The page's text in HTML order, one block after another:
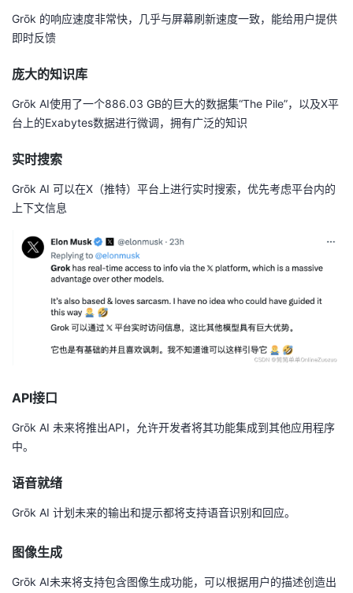
Grōk 的响应速度非常快，几乎与屏幕刷新速度一致，能给用户提供
即时反馈
庞大的知识库
Grōk AI使用了一个886.03 GB的巨大的数据集“The Pile”，以及X平
台上的Exabytes数据进行微调，拥有广泛的知识
实时搜索
Grōk AI 可以在X（推特）平台上进行实时搜索，优先考虑平台内的
上下文信息
API接口
Grōk AI 未来将推出API，允许开发者将其功能集成到其他应用程序
中。
语音就绪
Grōk AI 计划未来的输出和提示都将支持语音识别和回应。
图像生成
Grōk AI未来将支持包含图像生成功能，可以根据用户的描述创造出